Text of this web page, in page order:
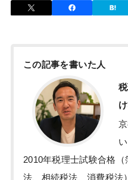
この記事を書いた人
2010年税理士試験合格
法、相続税法、消費税法